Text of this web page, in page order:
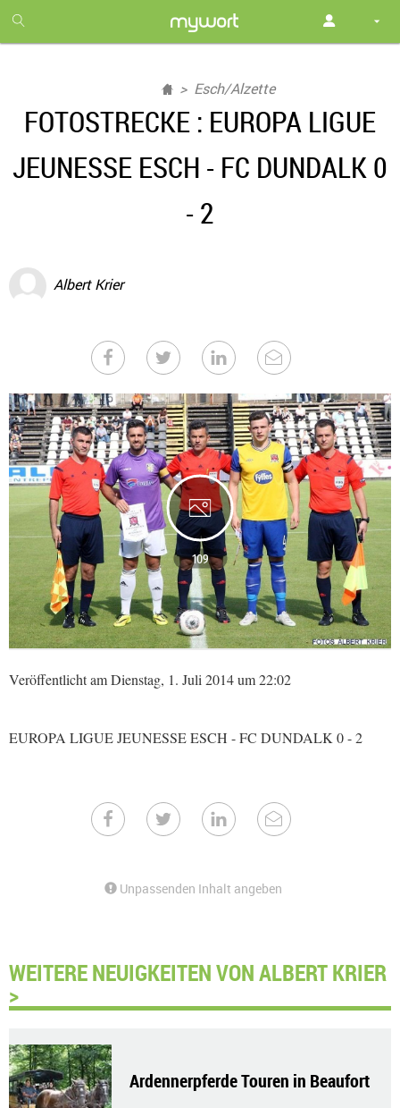
month
free
Esch/Alzette
FOTOSTRECKE : EUROPA LIGUE
JEUNESSE ESCH - FC DUNDALK 0
- 2
Albert Krier
109
Veröffentlicht am Dienstag, 1. Juli 2014 um 22:02
EUROPA LIGUE JEUNESSE ESCH - FC DUNDALK 0 - 2
Unpassenden Inhalt angeben
WEITERE NEUIGKEITEN VON ALBERT KRIER
>
Ardennerpferde Touren in Beaufort